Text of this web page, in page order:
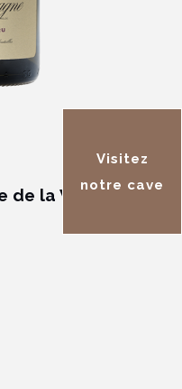
de la Vougeraie
Visitez
notre cave